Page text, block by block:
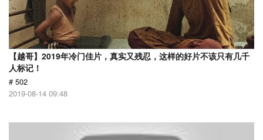
【越哥】2019年冷门佳片，真实又残忍，这样的好片不该只有几千
人标记！
# 502
2019-08-14 09:48